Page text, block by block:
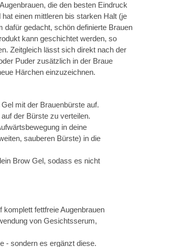
die den besten Eindruck
hat einen mittleren bis starken Halt (je
dafür gedacht, schön definierte Brauen
kann geschichtet werden, so
Zeitgleich lässt sich direkt nach der
Puder zusätzlich in der Braue
Härchen einzuzeichnen.
mit der Brauenbürste auf.
der Bürste zu verteilen.
in deine
sauberen Bürste) in die
Brow Gel, sodass es nicht
komplett fettfreie Augenbrauen
von Gesichtsserum,
- sondern es ergänzt diese.